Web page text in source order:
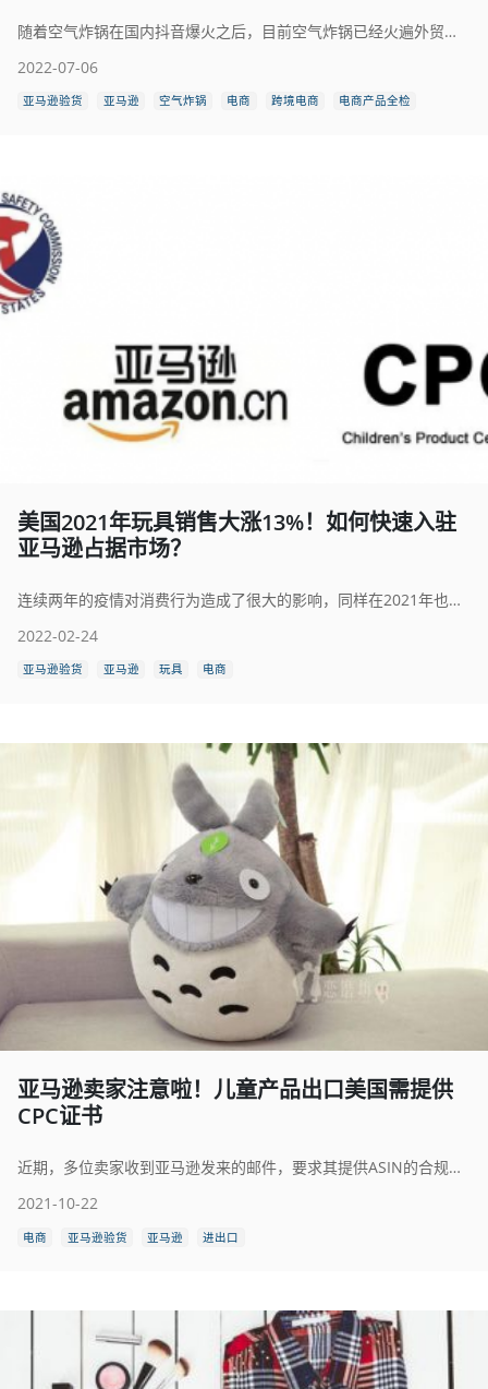
随着空气炸锅在国内抖音爆火之后，目前空气炸锅已经火遍外贸圈，广受海外消费者的青睐。作为网红厨房单品的空气炸锅，出售亚马逊各站点需要什么认证呢？申请认证需要什么材料呢？
2022-07-06
亚马逊验货 亚马逊 空气炸锅 电商 跨境电商 电商产品全检
美国2021年玩具销售大涨13%！如何快速入驻
亚马逊占据市场？
连续两年的疫情对消费行为造成了很大的影响，同样在2021年也拉动了玩具消费。经统计，美国2021年全年玩具销售额为286亿美元（约合1819亿元人民币），比2020年的254亿美元增加了32亿美元，增幅达到13%。而销售数量则同比增长了8%，平均单价为12.37美元，同比2020年增长了4%。
2022-02-24
亚马逊验货 亚马逊 玩具 电商
亚马逊卖家注意啦！儿童产品出口美国需提供
CPC证书
近期，多位卖家收到亚马逊发来的邮件，要求其提供ASIN的合规性文件。
2021-10-22
电商 亚马逊验货 亚马逊 进出口